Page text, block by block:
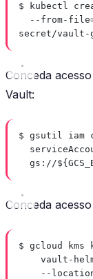
$ kubectl
--from-
secret/vault-
Conceda
Vault:
$ gsutil iam
gs://
Conceda
$ gcloud
vault-
--